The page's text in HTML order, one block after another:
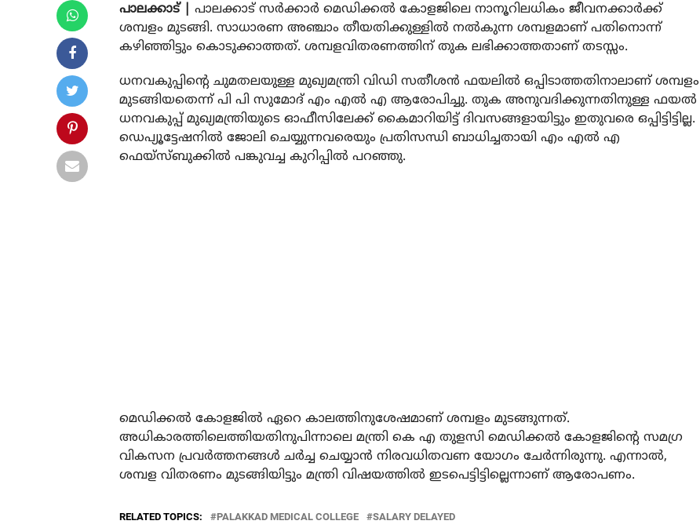
പാലക്കാട് |
പാലക്കാട് സര്‍ക്കാര്‍ മെഡിക്കല്‍ കോളജിലെ നാനൂറിലധികം ജീവനക്കാര്‍ക്ക്
ശമ്പളം മുടങ്ങി. സാധാരണ അഞ്ചാം തീയതിക്കുള്ളില്‍ നല്‍കുന്ന ശമ്പളമാണ് പതിനൊന്ന്
കഴിഞ്ഞിട്ടും കൊടുക്കാത്തത്. ശമ്പളവിതരണത്തിന് തുക ലഭിക്കാത്തതാണ് തടസ്സം.
ധനവകുപ്പിന്റെ ചുമതലയുള്ള മുഖ്യമന്ത്രി വിഡി സതീശന്‍ ഫയലില്‍ ഒപ്പിടാത്തതിനാലാണ് ശമ്പളം
മുടങ്ങിയതെന്ന് പി പി സുമോദ് എം എല്‍ എ ആരോപിച്ചു. തുക അനുവദിക്കുന്നതിനുള്ള ഫയല്‍
ധനവകുപ്പ് മുഖ്യമന്ത്രിയുടെ ഓഫീസിലേക്ക് കൈമാറിയിട്ട് ദിവസങ്ങളായിട്ടും ഇതുവരെ ഒപ്പിട്ടിട്ടില്ല.
ഡെപ്യൂട്ടേഷനില്‍ ജോലി ചെയ്യുന്നവരെയും പ്രതിസന്ധി ബാധിച്ചതായി എം എല്‍ എ
ഫെയ്സ്ബുക്കില്‍ പങ്കുവച്ച കുറിപ്പില്‍ പറഞ്ഞു.
മെഡിക്കല്‍ കോളജില്‍ ഏറെ കാലത്തിനുശേഷമാണ് ശമ്പളം മുടങ്ങുന്നത്.
അധികാരത്തിലെത്തിയതിനുപിന്നാലെ മന്ത്രി കെ എ തുളസി മെഡിക്കല്‍ കോളജിന്റെ സമഗ്ര
വികസന പ്രവര്‍ത്തനങ്ങള്‍ ചര്‍ച്ച ചെയ്യാന്‍ നിരവധിതവണ യോഗം ചേര്‍ന്നിരുന്നു. എന്നാല്‍,
ശമ്പള വിതരണം മുടങ്ങിയിട്ടും മന്ത്രി വിഷയത്തില്‍ ഇടപെട്ടിട്ടില്ലെന്നാണ് ആരോപണം.
RELATED TOPICS: PALAKKAD MEDICAL COLLEGE SALARY DELAYED